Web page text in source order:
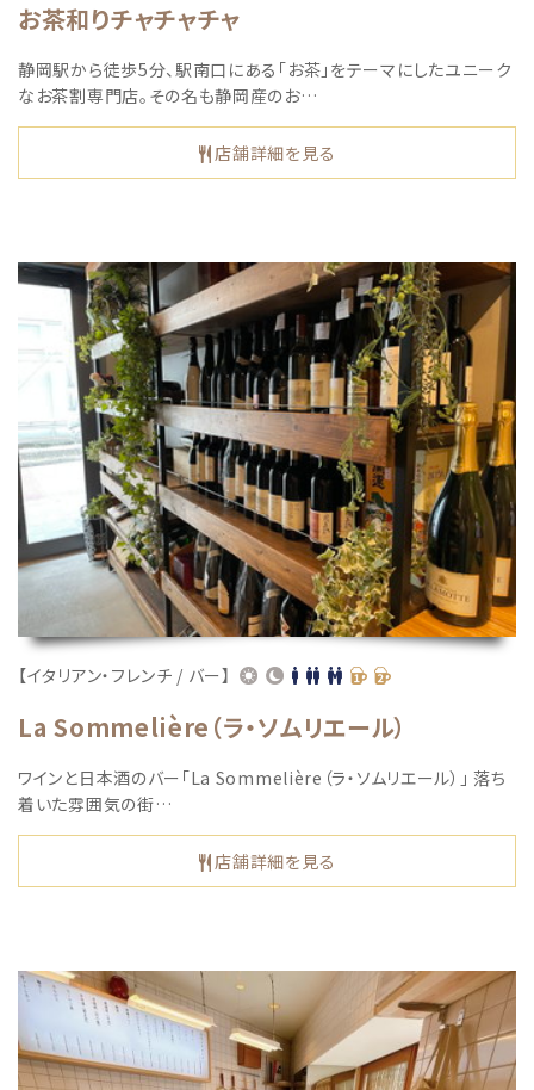
お茶和りチャチャチャ
静岡駅から徒歩5分、駅南口にある「お茶」をテーマにしたユニーク
なお茶割専門店。その名も静岡産のお…
店舗詳細を見る
【イタリアン・フレンチ / バー】
La Sommelière（ラ・ソムリエール）
ワインと日本酒のバー「La Sommelière（ラ・ソムリエール）」 落ち
着いた雰囲気の街…
店舗詳細を見る